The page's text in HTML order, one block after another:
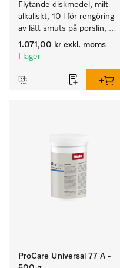
Flytande diskmedel, milt
alkaliskt, 10 l för rengöring
av lätt smuts på porslin,
bestick och glas.
1.071,00 kr exkl. moms
I lager
ProCare Universal 77 A -